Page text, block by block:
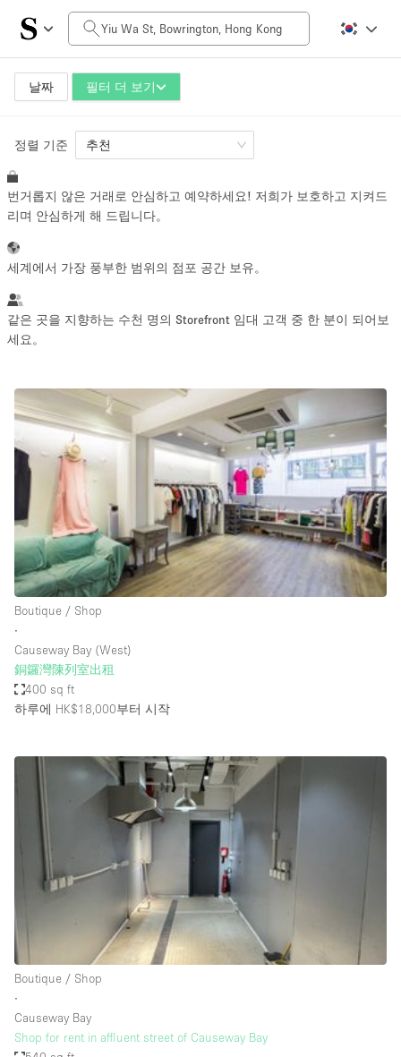
날짜 필터 더 보기
일일 비용
HK$0
공간 크기
100 sq ft 5000+ sq ft
~ 13 명
Photo
Shooting
Meeting Office Shop Share
공간 유형
Advertisement Space
Apartment / Loft
Art Gallery
Atelier / Workshop Studio
Boat
Boutique / Shop
Conference Room
Creative Space
Event Space
Fair / Festival
Hall
Mall Shop
정렬 기준 추천
번거롭지 않은 거래로 안심하고 예약하세요! 저희가 보호하고 지켜드
리며 안심하게 해 드립니다。
세계에서 가장 풍부한 범위의 점포 공간 보유。
같은 곳을 지향하는 수천 명의 Storefront 임대 고객 중 한 분이 되어보
세요。
Boutique / Shop
∙
Causeway Bay (West)
銅鑼灣陳列室出租
400 sq ft
하루에 HK$18,000부터 시작
Boutique / Shop
∙
Causeway Bay
Shop for rent in affluent street of Causeway Bay